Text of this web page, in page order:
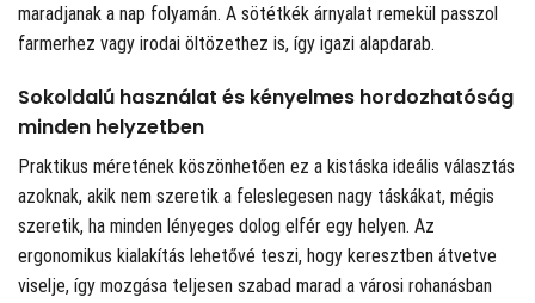
maradjanak a nap folyamán. A sötétkék árnyalat remekül passzol
farmerhez vagy irodai öltözethez is, így igazi alapdarab.
Sokoldalú használat és kényelmes hordozhatóság
minden helyzetben
Praktikus méretének köszönhetően ez a kistáska ideális választás
azoknak, akik nem szeretik a feleslegesen nagy táskákat, mégis
szeretik, ha minden lényeges dolog elfér egy helyen. Az
ergonomikus kialakítás lehetővé teszi, hogy keresztben átvetve
viselje, így mozgása teljesen szabad marad a városi rohanásban